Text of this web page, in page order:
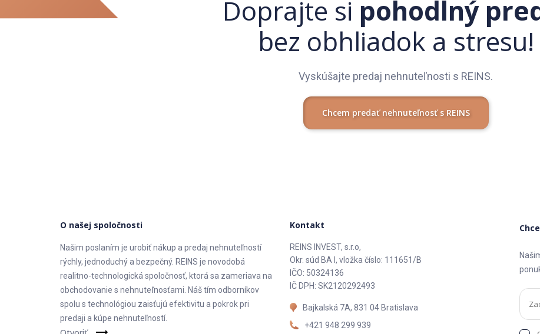
Doprajte si pohodlný
bez obhliadok a stresu!
Vyskúšajte predaj nehnuteľnosti s REINS.
Chcem predať nehnuteľnosť s REINS
O našej spoločnosti
Našim poslaním je urobiť nákup a predaj nehnuteľností
rýchly, jednoduchý a bezpečný. REINS je novodobá
realitno-technologická spoločnosť, ktorá sa zameriava na
obchodovanie s nehnuteľnosťami. Náš tím odborníkov
spolu s technológiou zaisťujú efektivitu a pokrok pri
predaji a kúpe nehnuteľností.
Kontakt
REINS INVEST, s.r.o,
Okr. súd BA I, vložka číslo: 111651/B
IČO: 50324136
IČ DPH: SK2120292493
Bajkalská 7A, 831 04 Bratislava
+421 948 299 939